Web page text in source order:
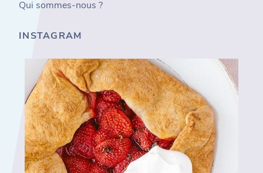
Qui sommes-nous ?
INSTAGRAM